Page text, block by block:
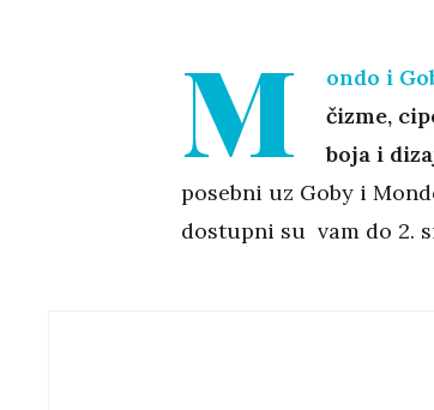
M ondo i
čizme,
boja i
posebni uz Goby i
dostupni su vam do 2.